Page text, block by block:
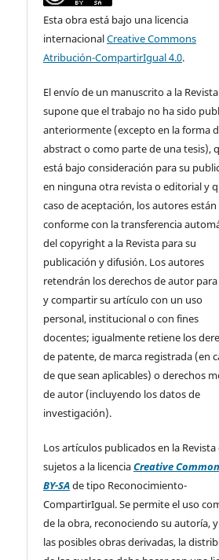
Esta obra está bajo una licencia
internacionalCreative Commons
Atribución-CompartirIgual 4.0.
El envío de un manuscrito a la Revista
supone que el trabajo no ha sido
anteriormente (excepto en la forma
abstract o como parte de una tesis),
está bajo consideración para su
en ninguna otra revista o editorial y
caso de aceptación, los autores están
conforme con la transferencia
del copyright a la Revista para su
publicación y difusión. Los autores
retendrán los derechos de autor
y compartir su artículo con un uso
personal, institucional o con fines
docentes; igualmente retiene los
de patente, de marca registrada (en
de que sean aplicables) o derechos
de autor (incluyendo los datos de
investigación).
Los artículos publicados en la Revista
sujetos a la licenciaCreative
BY-SAde tipo Reconocimiento-
CompartirIgual. Se permite el uso
de la obra, reconociendo su autoría,
las posibles obras derivadas, la